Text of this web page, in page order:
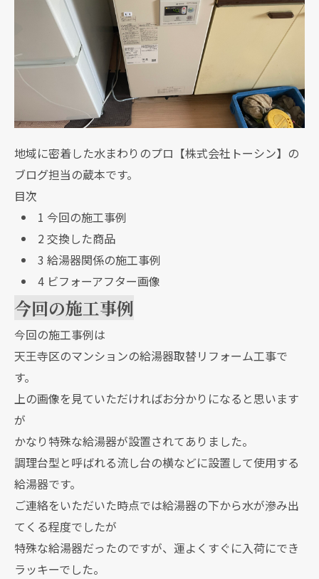
地域に密着した水まわりのプロ【株式会社トーシン】の
ブログ担当の蔵本です。
目次
1 今回の施工事例
2交換した商品
3 給湯器関係の施工事例
4ビフォーアフター画像
今回の施工事例
今回の施工事例は
天王寺区のマンションの給湯器取替リフォーム工事で
す。
上の画像を見ていただければお分かりになると思います
が
かなり特殊な給湯器が設置されてありました。
調理台型と呼ばれる流し台の横などに設置して使用する
給湯器です。
ご連絡をいただいた時点では給湯器の下から水が滲み出
てくる程度でしたが
特殊な給湯器だったのですが、運よくすぐに入荷にでき
ラッキーでした。